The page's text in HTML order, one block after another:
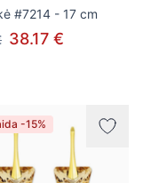
#7214 - 17 cm
38.17 €
-15%